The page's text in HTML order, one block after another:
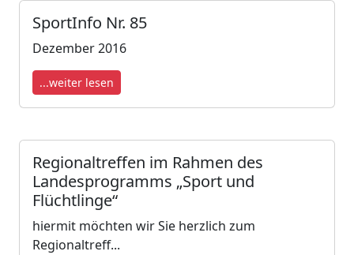
SportInfo Nr. 85
Dezember 2016
...weiter lesen
Regionaltreffen im Rahmen des
Landesprogramms „Sport und
Flüchtlinge“
hiermit möchten wir Sie herzlich zum
Regionaltreff...